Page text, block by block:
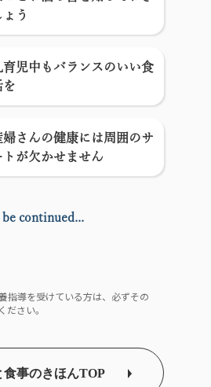
ょう
育児中もバランスのいい食
を
婦さんの健康には周囲のサ
トが欠かせません
continued...
指導を受けている方は、必ずその
ださい。
食事のきほんTOP